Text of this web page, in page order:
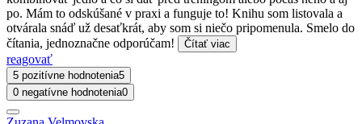
po. Mám to odskúšané v praxi a funguje to! Knihu som listovala a
otvárala snáď už desaťkrát, aby som si niečo pripomenula. Smelo do
čítania, jednoznačne odporúčam!
Čítať viac
reagovať
5 pozitívne hodnotenia5
0 negatívne hodnotenia0